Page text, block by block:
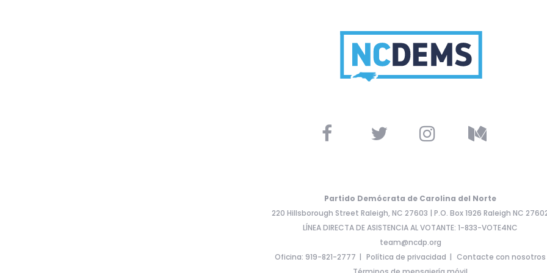
Partido Demócrata de Carolina del Norte
220 Hillsborough Street Raleigh, NC 27603 | P.O. Box 1926 Raleigh NC
LÍNEA DIRECTA DE ASISTENCIA AL VOTANTE: 1-833-VOTE4NC
team@ncdp.org
Oficina: 919-821-2777
Política de privacidad
Contacte con nosotros